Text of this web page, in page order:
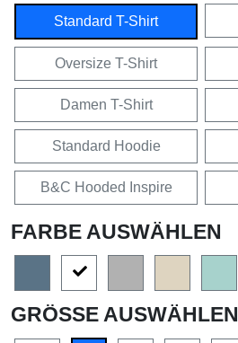
Standard T-Shirt
Oversize T-Shirt
Damen T-Shirt
Standard Hoodie
B&C Hooded Inspire
FARBE AUSWÄHLEN
GRÖSSE AUSWÄHLEN